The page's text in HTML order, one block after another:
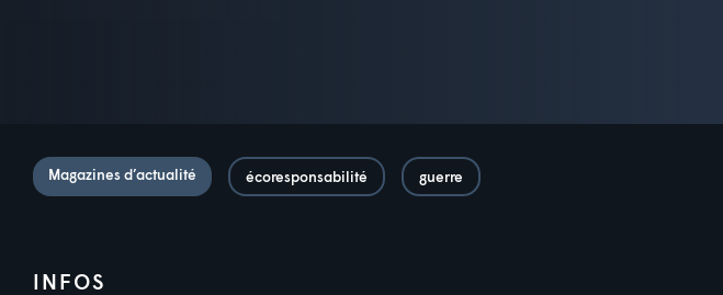
Magazines d’actualité écoresponsabilité guerre
INFOS